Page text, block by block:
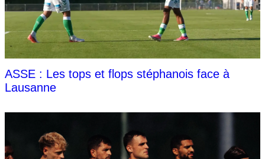
ASSE : Les tops et flops stéphanois face à
Lausanne